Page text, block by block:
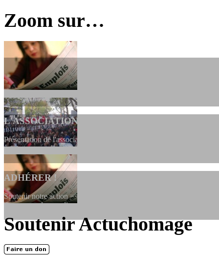
Zoom sur…
L'ASSOCIATION
Présentation de l'association et de sa charte qui encadre nos actions
ADHÉRER !
Soutenir notre action ==> Si vous souhaitez adhérer à
dessous, en le remplissant et en...
LES FONDATEURS
En 2004, une dizaine de personnes contribuèrent au lancement de
Soutenir Actuchomage